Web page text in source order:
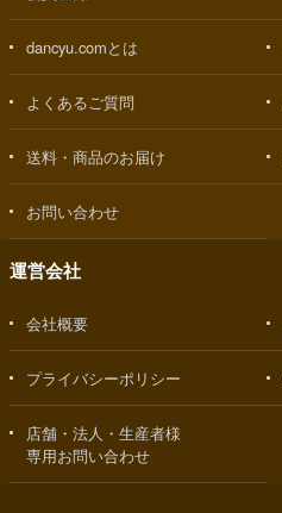
dancyu.comとは
よくあるご質問
送料・商品のお届け
お問い合わせ
運営会社
会社概要
プライバシーポリシー
店舗・法人・生産者様
専用お問い合わせ